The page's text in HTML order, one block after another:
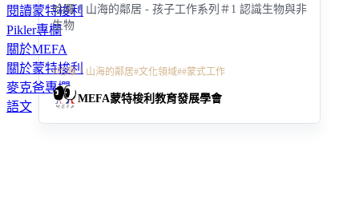
閱讀蒙特梭利
Pikler專欄
關於MEFA
關於蒙特梭利
麥克爸專欄
語文
哈囉！山海的鄰居 - 孩子工作系列＃1 認識生物與非
生物
#哈囉！山海的鄰居#文化領域##蒙式工作
MEFA蒙特梭利教育發展學會